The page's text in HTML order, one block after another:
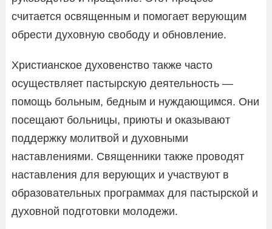
считается освященным и помогает верующим
обрести духовную свободу и обновление.
Христианское духовенство также часто
осуществляет пастырскую деятельность —
помощь больным, бедным и нуждающимся. Они
посещают больницы, приюты и оказывают
поддержку молитвой и духовными
наставлениями. Священники также проводят
наставления для верующих и участвуют в
образовательных программах для пастырской и
духовной подготовки молодежи.